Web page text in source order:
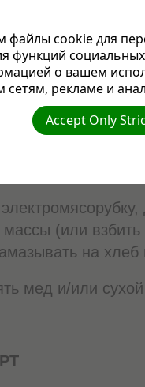
в духовке и
(или
на
мед и/или
файлы cookie для
функций
о вашем
рекламе и
Accept Only